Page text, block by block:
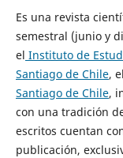
Es una revista
semestral (junio y
el Instituto de
Santiago de Chile,
Santiago de Chile,
con una tradición
escritos cuentan
publicación,